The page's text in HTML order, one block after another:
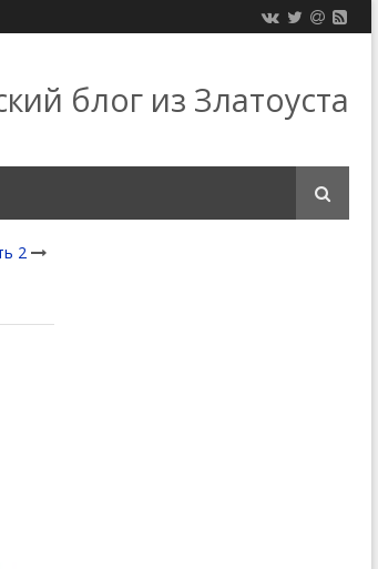
блог из Златоуста
2